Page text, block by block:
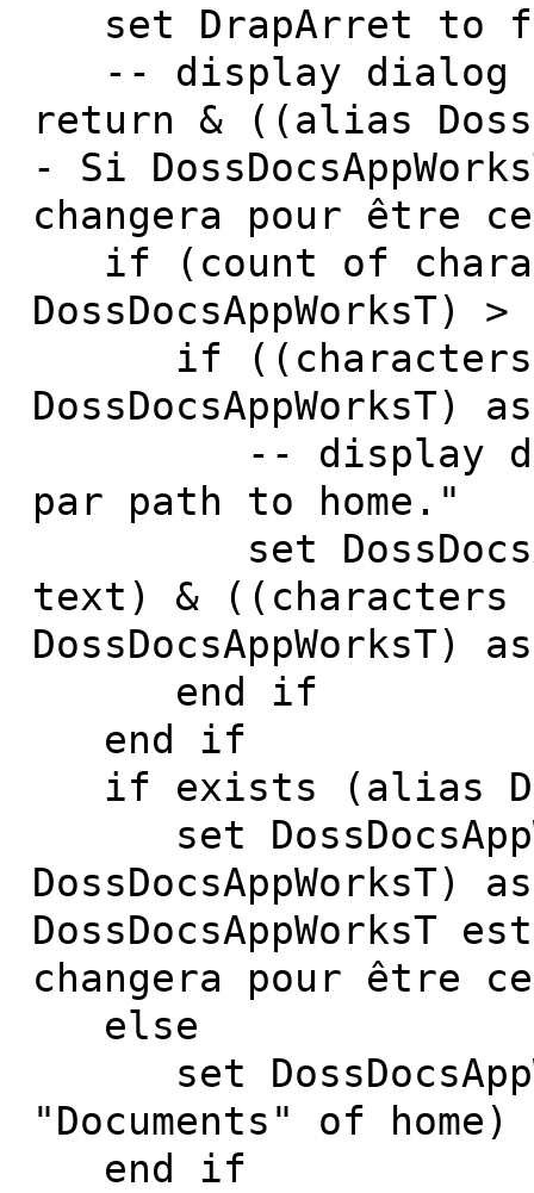
set DrapArret to
-- display dialog
return & ((alias
- Si
changera pour être
if (count of
DossDocsAppWorksT)
if ((characters
-- display
par path to home."
set
text) &
end if
end if
if exists (alias
set
changera pour être
else
set
"Documents" of
end if